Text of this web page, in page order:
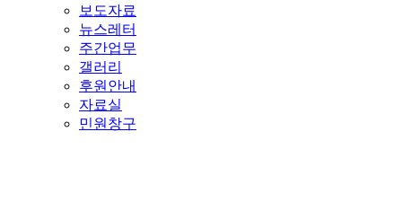
보도자료
뉴스레터
주간업무
갤러리
후원안내
자료실
민원창구